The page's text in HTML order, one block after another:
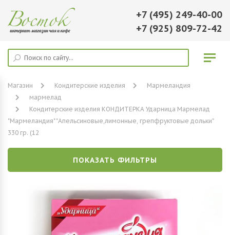
+7 (495) 249-40-00
+7 (925) 809-72-42
Магазин Кондитерские изделия
Мармеландия
мармелад
Кондитерские изделия КОНДИТЕРКА Ударница Мармелад
"Мармеландия" "Апельсиновые,лимонные, грепфруктовые дольки"
330 гр. (12
ПОКАЗАТЬ ФИЛЬТРЫ